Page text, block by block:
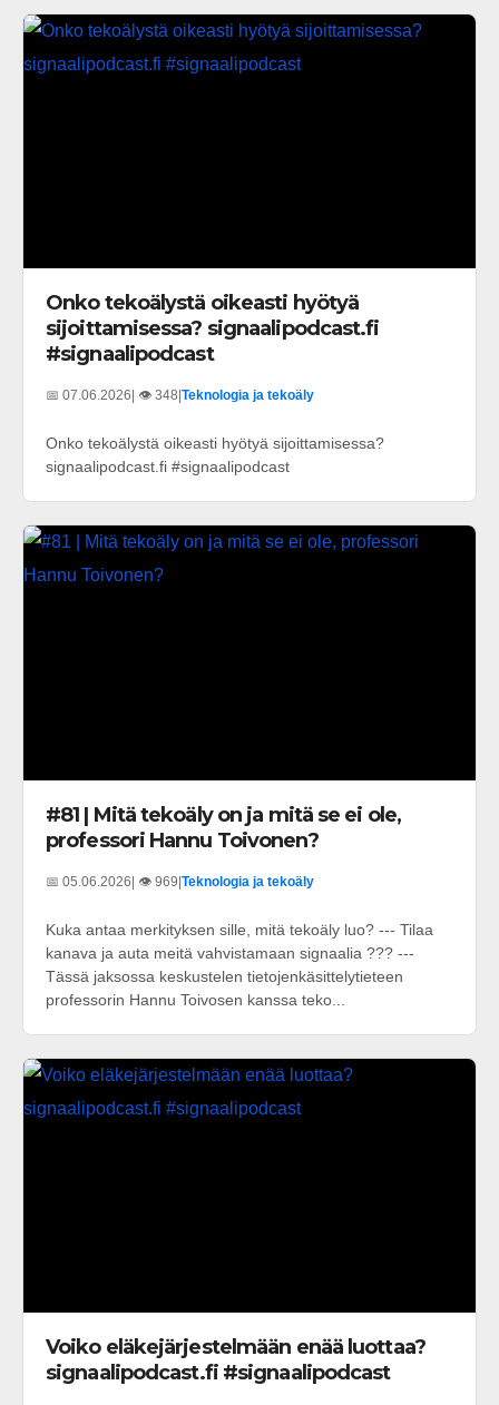
Onko tekoälystä oikeasti hyötyä
sijoittamisessa? signaalipodcast.fi
#signaalipodcast
📅 07.06.2026 | 👁️ 348 Teknologia ja tekoäly
Onko tekoälystä oikeasti hyötyä sijoittamisessa?
signaalipodcast.fi #signaalipodcast
#81 | Mitä tekoäly on ja mitä se ei ole,
professori Hannu Toivonen?
📅 05.06.2026| 👁️ 969|Teknologia ja tekoäly
Kuka antaa merkityksen sille, mitä tekoäly luo? --- Tilaa
kanava ja auta meitä vahvistamaan signaalia ??? ---
Tässä jaksossa keskustelen tietojenkäsittelytieteen
professorin Hannu Toivosen kanssa teko...
Voiko eläkejärjestelmään enää luottaa?
signaalipodcast.fi #signaalipodcast